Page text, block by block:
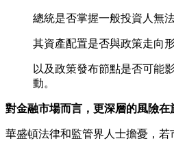
總統是否掌握一般投資人無
其資產配置是否與政策走向
以及政策發布節點是否可能
動。
對金融市場而言，更深層的風險在
華盛頓法律和監管界人士擔憂，